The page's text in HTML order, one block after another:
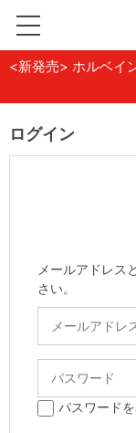
<新発売> ホルベイ
ログイン
メールアドレス
さい。
パスワード